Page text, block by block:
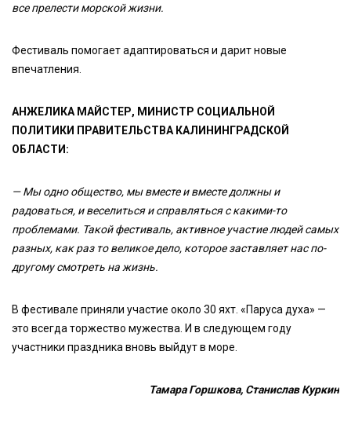
все прелести морской жизни.
Фестиваль помогает адаптироваться и дарит новые
впечатления.
АНЖЕЛИКА МАЙСТЕР, МИНИСТР СОЦИАЛЬНОЙ
ПОЛИТИКИ ПРАВИТЕЛЬСТВА КАЛИНИНГРАДСКОЙ
ОБЛАСТИ:
— Мы одно общество, мы вместе и вместе должны и
радоваться, и веселиться и справляться с какими-то
проблемами. Такой фестиваль, активное участие людей самых
разных, как раз то великое дело, которое заставляет нас по-
другому смотреть на жизнь.
В фестивале приняли участие около 30 яхт. «Паруса духа» —
это всегда торжество мужества. И в следующем году
участники праздника вновь выйдут в море.
Тамара Горшкова, Станислав Куркин